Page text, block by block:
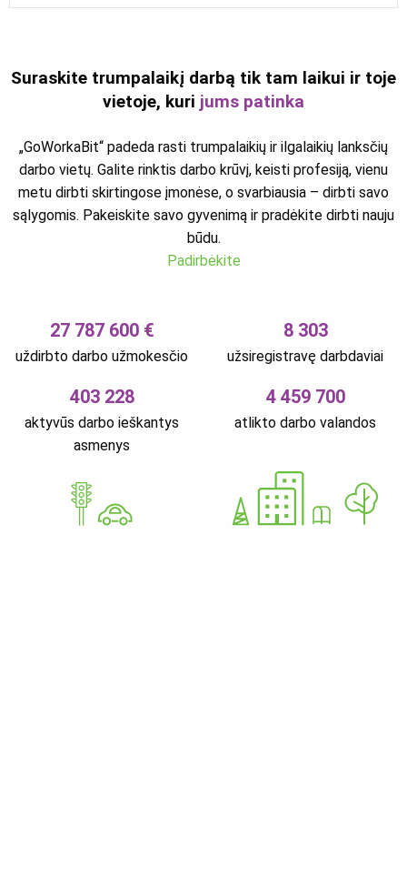
Suraskite trumpalaikį darbą tik tam laikui ir toje
vietoje, kuri jums patinka
„GoWorkaBit“ padeda rasti trumpalaikių ir ilgalaikių lanksčių
darbo vietų. Galite rinktis darbo krūvį, keisti profesiją, vienu
metu dirbti skirtingose įmonėse, o svarbiausia – dirbti savo
sąlygomis. Pakeiskite savo gyvenimą ir pradėkite dirbti nauju
būdu.
Padirbėkite
27 787 600 €
uždirbto darbo užmokesčio
8 303
užsiregistravę darbdaviai
403 228
aktyvūs darbo ieškantys
asmenys
4 459 700
atlikto darbo valandos